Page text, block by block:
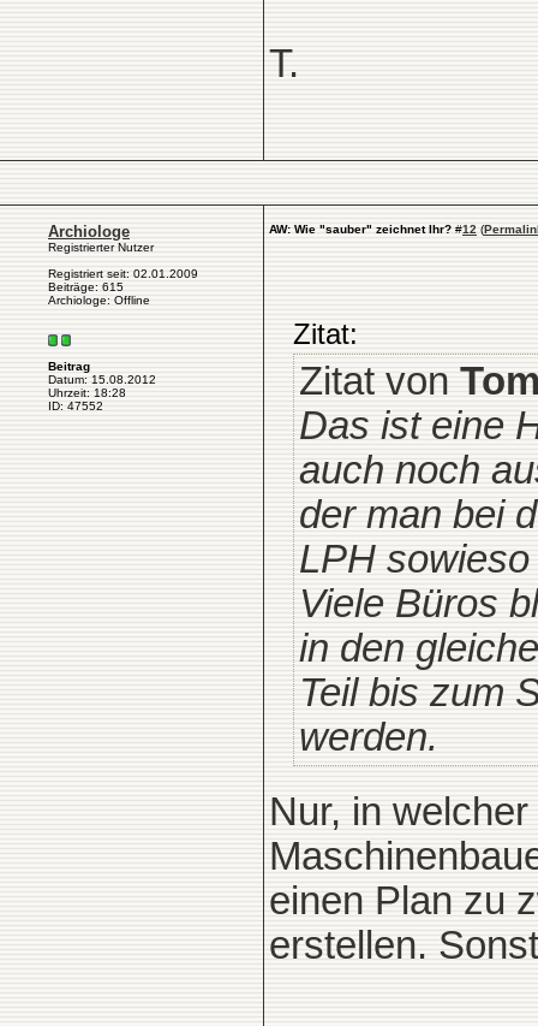
T.
Archiologe
Registrierter Nutzer
Registriert seit: 02.01.2009
Beiträge: 615
Archiologe: Offline
Beitrag
Datum: 15.08.2012
Uhrzeit: 18:28
ID: 47552
AW: Wie "sauber" zeichnet Ihr? #12 (
Zitat:
Zitat von
Das ist eine
auch noch
der man bei
LPH
Viele Büros
in den
Teil bis zum
werden.
Nur, in
einen Plan zu
erstellen.